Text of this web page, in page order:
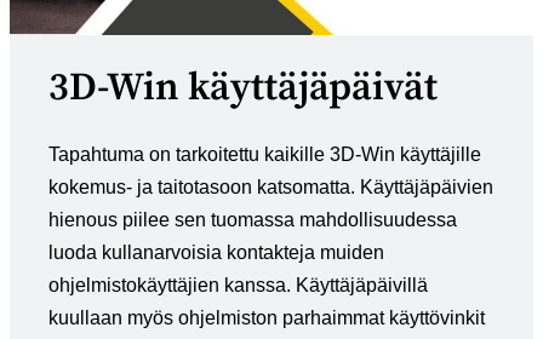
3D-Win käyttäjäpäivät
Tapahtuma on tarkoitettu kaikille 3D-Win käyttäjille
kokemus- ja taitotasoon katsomatta. Käyttäjäpäivien
hienous piilee sen tuomassa mahdollisuudessa
luoda kullanarvoisia kontakteja muiden
ohjelmistokäyttäjien kanssa. Käyttäjäpäivillä
kuullaan myös ohjelmiston parhaimmat käyttövinkit